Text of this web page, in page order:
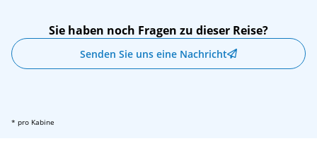
Sie haben noch Fragen zu dieser Reise?
Senden Sie uns eine Nachricht
* pro Kabine